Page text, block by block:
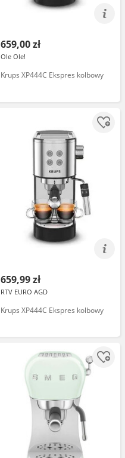
659,00 zł
Ole Ole!
Krups XP444C Ekspres kolbowy
659,99 zł
RTV EURO AGD
Krups XP444C Ekspres kolbowy